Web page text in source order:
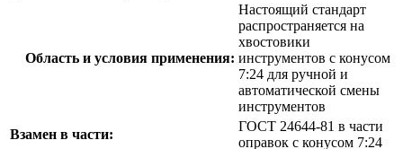
Область и условия применения:
Настоящий стандарт
распространяется на
хвостовики
инструментов с конусом
7:24 для ручной и
автоматической смены
инструментов
Взамен в части:
ГОСТ 24644-81 в части
оправок с конусом 7:24